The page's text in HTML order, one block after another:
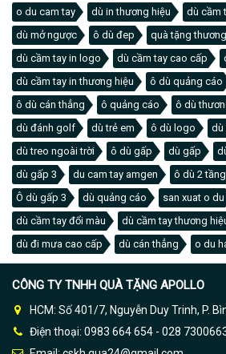
o du cam tay
dù in thương hiệu dù cầm
dù mở ngược
ô dù đep
quà tặng
dù cầm tay in logo
dù cầm tay cao cấp
dù cầm tay in thương hiệu
ô dù quảng cáo
ô dù cán thẳng
ô quảng cáo ô dù
dù đánh golf
dù trẻ em ô dù logo
dù
dù treo ngoài trời
ô dù gấp dù gấp
dù gấp 3
du cam tay amgen ô dù 2 tầng
Ô dù gấp 3
dù quảng cáo san xuat o du
dù cầm tay đổi màu
dù cầm tay thương
dù đi mưa cao cấp
dù cán thẳng o du
CÔNG TY TNHH QUÀ TẶNG APOLLO
HCM: Số 401/7, Nguyễn Duy Trinh, P.
Điện thoại: 0983 664 654 - 028